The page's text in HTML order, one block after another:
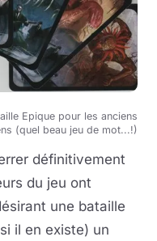
Epique pour les anciens
(quel beau jeu de mot...!)
définitivement
du jeu ont
une bataille
il en existe) un